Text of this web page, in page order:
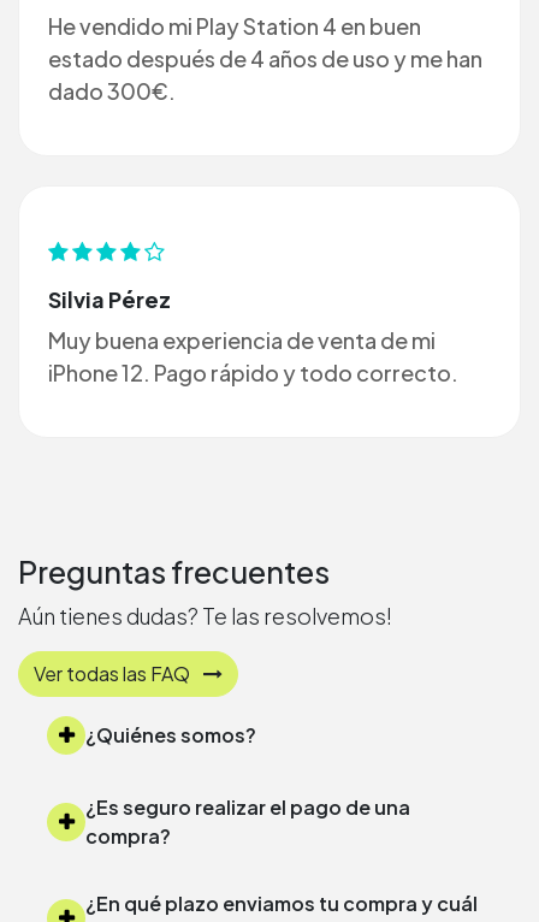
He vendido mi Play Station 4 en buen
estado después de 4 años de uso y me han
dado 300€.
Silvia Pérez
Muy buena experiencia de venta de mi
iPhone 12. Pago rápido y todo correcto.
Preguntas frecuentes
Aún tienes dudas? Te las resolvemos!
Ver todas las FAQ
¿Quiénes somos?
¿Es seguro realizar el pago de una
compra?
¿En qué plazo enviamos tu compra y cuál